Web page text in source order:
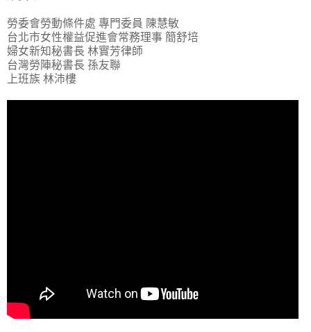
勞委會勞動條件處 專門委員 陳慧敏
台北市女性權益促進會常務理事 簡舒培
婦女新知秘書長 林實芳律師
台灣勞陣秘書長 孫友聯
上班族 林沛樓